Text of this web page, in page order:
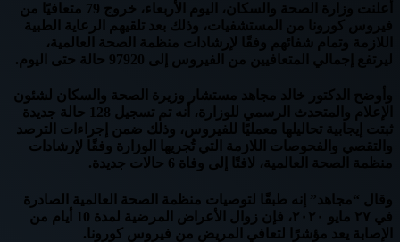
أعلنت وزارة الصحة والسكان، اليوم الأربعاء، خروج 79 متعافيًا من
فيروس كورونا من المستشفيات، وذلك بعد تلقيهم الرعاية الطبية
اللازمة وتمام شفائهم وفقًا لإرشادات منظمة الصحة العالمية،
ليرتفع إجمالي المتعافيين من الفيروس إلى 97920 حالة حتى اليوم.
وأوضح الدكتور خالد مجاهد مستشار وزيرة الصحة والسكان لشئون
الإعلام والمتحدث الرسمي للوزارة، أنه تم تسجيل 128 حالة جديدة
ثبتت إيجابية تحاليلها معمليًا للفيروس، وذلك ضمن إجراءات الترصد
والتقصي والفحوصات اللازمة التي تُجريها الوزارة وفقًا لإرشادات
منظمة الصحة العالمية، لافتًا إلى وفاة 6 حالات جديدة.
وقال “مجاهد” إنه طبقًا لتوصيات منظمة الصحة العالمية الصادرة
في ٢٧ مايو ٢٠٢٠، فإن زوال الأعراض المرضية لمدة 10 أيام من
الإصابة يعد مؤشرًا لتعافي المريض من فيروس كورونا.